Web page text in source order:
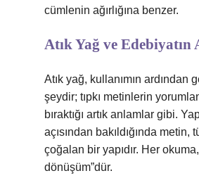
cümlenin ağırlığına benzer.
Atık Yağ ve Edebiyatın
Atık yağ, kullanımın ardından
şeydir; tıpkı metinlerin
bıraktığı artık anlamlar gibi.
açısından bakıldığında metin,
çoğalan bir yapıdır. Her
dönüşüm”dür.